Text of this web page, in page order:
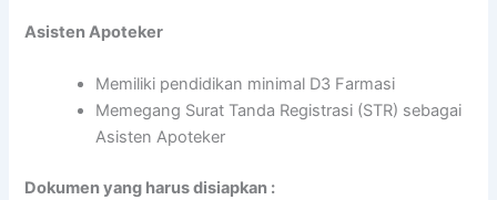
Asisten Apoteker
Memiliki pendidikan minimal D3 Farmasi
Memegang Surat Tanda Registrasi (STR) sebagai
Asisten Apoteker
Dokumen yang harus disiapkan :